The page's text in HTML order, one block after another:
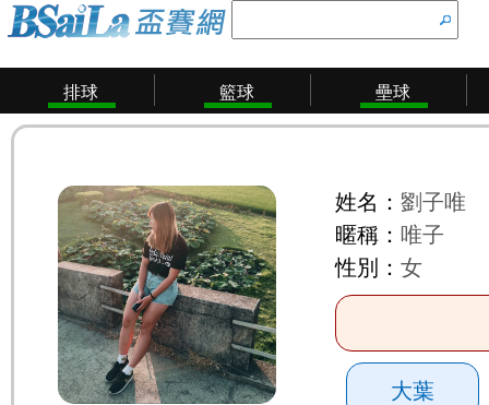
排球 籃球 壘球
姓名： 劉子唯
暱稱： 唯子
性別： 女
大葉